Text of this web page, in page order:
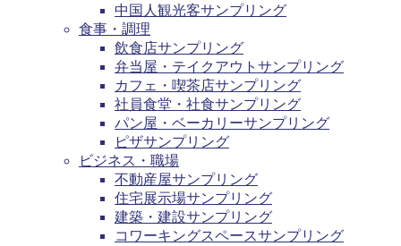
中国人観光客サンプリング
食事・調理
飲食店サンプリング
弁当屋・テイクアウトサンプリング
カフェ・喫茶店サンプリング
社員食堂・社食サンプリング
パン屋・ベーカリーサンプリング
ピザサンプリング
ビジネス・職場
不動産屋サンプリング
住宅展示場サンプリング
建築・建設サンプリング
コワーキングスペースサンプリング